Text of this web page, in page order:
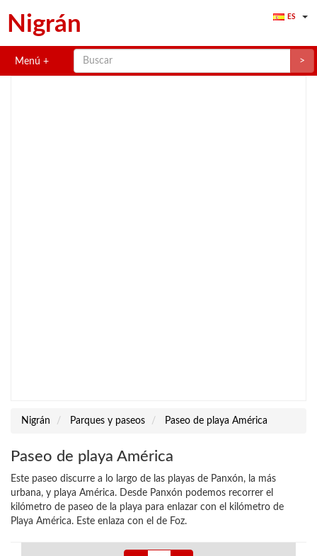
Nigrán ES
Menú >
Nigrán Parques y paseos Paseo de playa América
Paseo de playa América
Este paseo discurre a lo largo de las playas de Panxón, la más
urbana, y playa América. Desde Panxón podemos recorrer el
kilómetro de paseo de la playa para enlazar con el kilómetro de
Playa América. Este enlaza con el de Foz.